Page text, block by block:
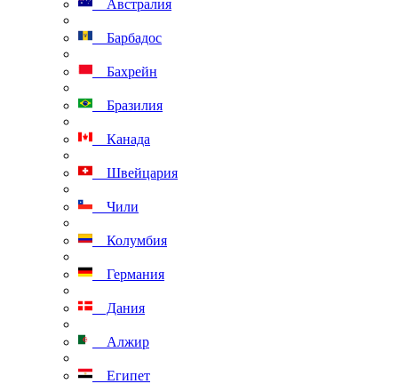
Австралия
Барбадос
Бахрейн
Бразилия
Канада
Швейцария
Чили
Колумбия
Германия
Дания
Алжир
Египет